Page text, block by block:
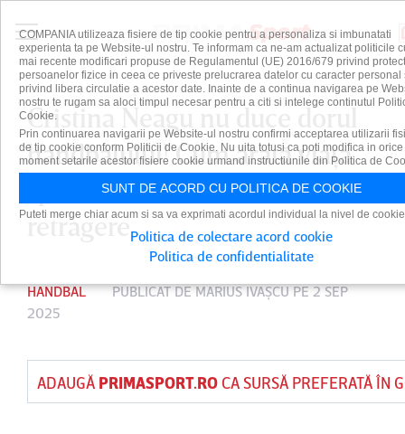
Cristina Neagu nu duce dorul
handbalului! Cum arată viaţa
sportivei la câteva luni de la
retragere
HANDBAL PUBLICAT DEMARIUS IVAŞCUPE 2 SEP
2025
ADAUGĂ PRIMASPORT.ROCA SURSĂ PREFERATĂ ÎN
COMPANIA utilizeaza fisiere de tip cookie pentru a personaliza si imbunatati
experienta ta pe Website-ul nostru. Te informam ca ne-am actualizat politicile
mai recente modificari propuse de Regulamentul (UE) 2016/679 privind
persoanelor fizice in ceea ce priveste prelucrarea datelor cu caracter personal
privind libera circulatie a acestor date. Inainte de a continua navigarea pe
nostru te rugam sa aloci timpul necesar pentru a citi si intelege continutul
Cookie.
Prin continuarea navigarii pe Website-ul nostru confirmi acceptarea utilizarii
de tip cookie conform Politicii de Cookie. Nu uita totusi ca poti modifica in orice
moment setarile acestor fisiere cookie urmand instructiunile din Politica de
SUNT DE ACORD CU POLITICA DE COOKIE
Puteti merge chiar acum si sa va exprimati acordul individual la nivel de
Politica de colectare acord cookie
Politica de confidentialitate